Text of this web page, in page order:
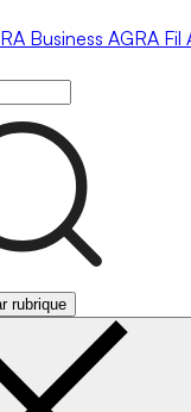
Business AGRA Fil
rubrique